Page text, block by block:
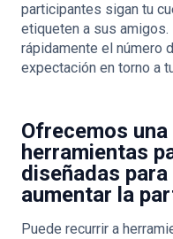
participantes sigan tu
etiqueten a sus
rápidamente el número
expectación en torno a
Ofrecemos
herramientas
diseñadas
aumentar la
Puede recurrir a